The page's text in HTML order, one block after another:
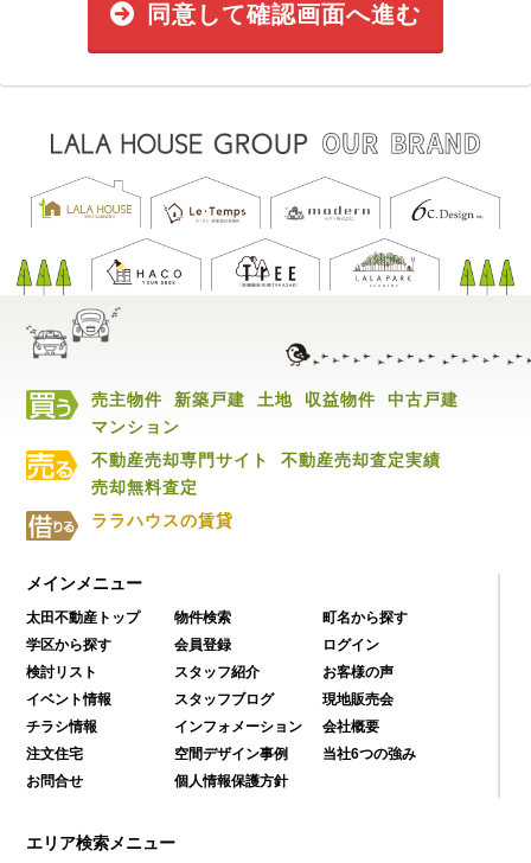
同意して確認画面へ進む
売主物件 新築戸建 土地 収益物件
中古戸建
マンション
不動産売却専門サイト
不動産売却査定実績
売却無料査定
ララハウスの賃貸
メインメニュー
太田不動産トップ 物件検索
町名から探す
学区から探す
会員登録
ログイン
検討リスト
スタッフ紹介
お客様の声
イベント情報
スタッフブログ
現地販売会
チラシ情報
インフォメーション
会社概要
注文住宅
空間デザイン事例
当社6つの強み
お問合せ
個人情報保護方針
エリア検索メニュー